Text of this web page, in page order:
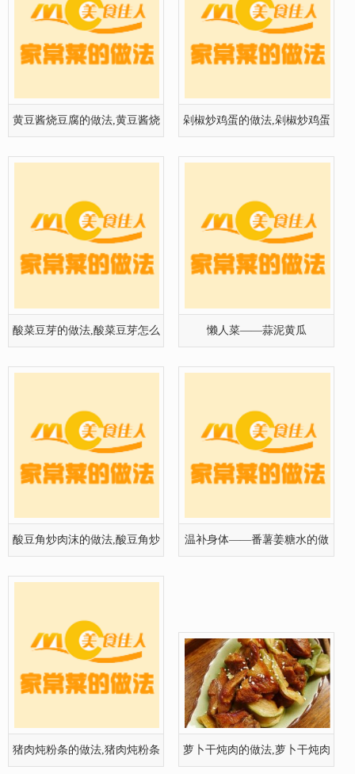
黄豆酱烧豆腐的做法,黄豆酱烧 剁椒炒鸡蛋的做法,剁椒炒鸡蛋
酸菜豆芽的做法,酸菜豆芽怎么
做好吃
懒人菜——蒜泥黄瓜
酸豆角炒肉沫的做法,酸豆角炒 温补身体——番薯姜糖水的做
猪肉炖粉条的做法,猪肉炖粉条 萝卜干炖肉的做法,萝卜干炖肉
鸡蘑菇炖饭的做法 花生汤的做法,花生汤怎么做好
吃,花